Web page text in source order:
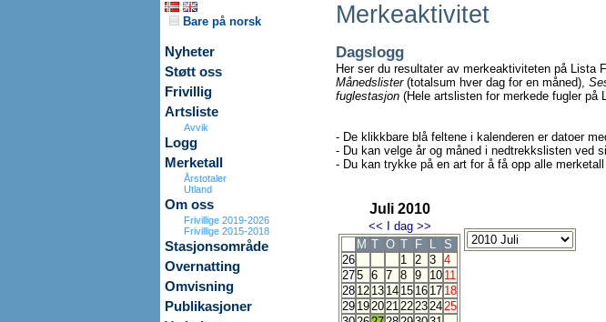
Bare på norsk
Nyheter
Støtt oss
Frivillig
Artsliste
Avvik
Logg
Merketall
Årstotaler
Utland
Om oss
Frivillige 2019-2026
Frivillige 2015-2018
Stasjonsområde
Overnatting
Omvisning
Publikasjoner
Merkeaktivitet
Dagslogg
Her ser du resultater av merkeaktiviteten på Lista
Månedslister(totalsum hver dag for en måned),
fuglestasjon (Hele artslisten for merkede fugler på
- De klikkbare blå feltene i kalenderen er datoer
- Du kan velge år og måned i nedtrekkslisten ved
- Du kan trykke på en art for å få opp alle
Juli 2010
<< I dag >>
M T O T F L
S
26
1 2 3 4
275 6 7 8 9 10 11
28 12 13 14 15 16 17 18
29 19202122232425